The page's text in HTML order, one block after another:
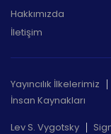
Hakkımızda
İletişim
Yayıncılık İlkelerimiz
İnsan Kaynakları
Lev S. Vygotsky